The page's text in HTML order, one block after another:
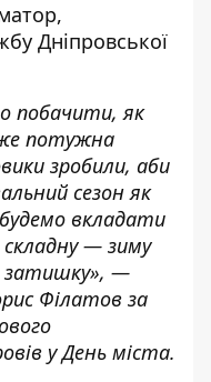
Дніпровської
побачити, як
потужна
зробили, аби
сезон як
вкладати
— зиму
затишку», —
Філатов за
у День міста.